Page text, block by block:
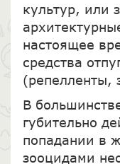
культур, или
настоящее
средства
(репелленты,
В
губительно
попадании в
зооцидами